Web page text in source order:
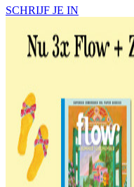
SCHRIJF JE IN